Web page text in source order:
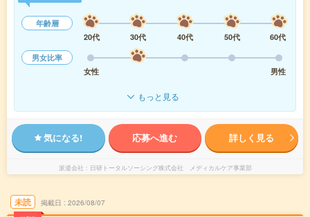
年齢層
20代
30代 40代 50代
60代
男女比率
女性
男性
もっと見る
気になる! 応募へ進む 詳しく見る
派遣会社 日研トータルソーシング株式会社 メディカルケア事業部
未読 掲載日 2026/08/07